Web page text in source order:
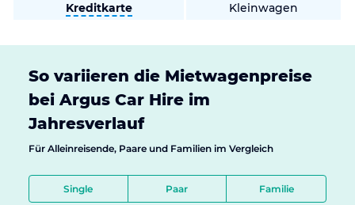
Kreditkarte
Kleinwagen
So variieren die Mietwagenpreise
bei Argus Car Hire im
Jahresverlauf
Für Alleinreisende, Paare und Familien im Vergleich
Single Paar Familie